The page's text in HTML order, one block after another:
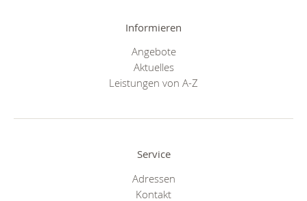
Informieren
Angebote
Aktuelles
Leistungen von A-Z
Service
Adressen
Kontakt